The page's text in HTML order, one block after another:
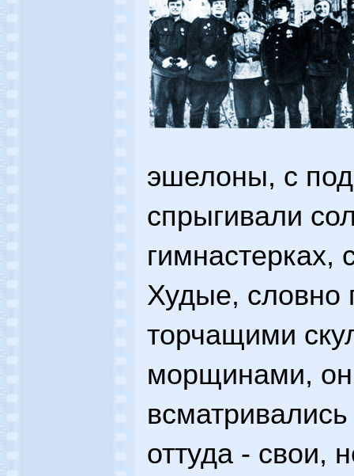
эшелоны, с
спрыгивали
гимнастерках,
Худые, словно
торчащими
морщинами,
оттуда - свои,